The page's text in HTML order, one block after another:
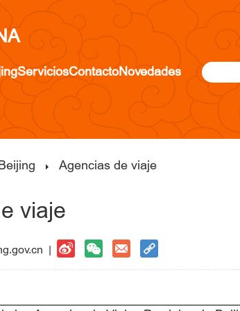
ServiciosContactoNovedades
Agencias de viaje
viaje
|